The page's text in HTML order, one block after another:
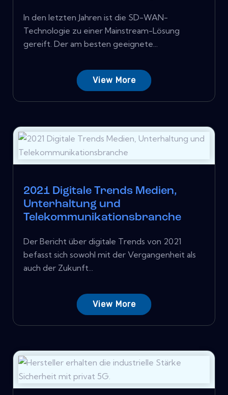
In den letzten Jahren ist die SD-WAN-
Technologie zu einer Mainstream-Lösung
gereift. Der am besten geeignete...
View More
2021 Digitale Trends Medien,
Unterhaltung und
Telekommunikationsbranche
Der Bericht über digitale Trends von 2021
befasst sich sowohl mit der Vergangenheit als
auch der Zukunft...
View More